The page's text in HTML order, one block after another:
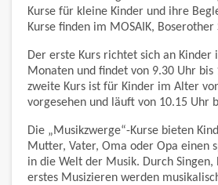
Kurse für kleine Kinder und ihre
Kurse finden im MOSAIK, Boserother
Der erste Kurs richtet sich an Kinder
Monaten und findet von 9.30 Uhr
zweite Kurs ist für Kinder im Alter
vorgesehen und läuft von 10.15 Uhr
Die „Musikzwerge“-Kurse bieten
Mutter, Vater, Oma oder Opa einen
in die Welt der Musik. Durch Singen,
erstes Musizieren werden